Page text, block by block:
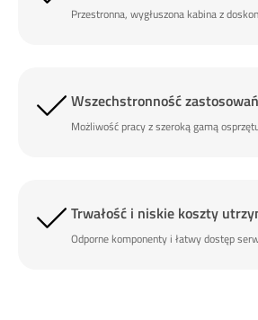
Przestronna, wygłuszona kabina z
Wszechstronność zastosowań
Możliwość pracy z szeroką gamą
Trwałość i niskie koszty
Odporne komponenty i łatwy dostęp